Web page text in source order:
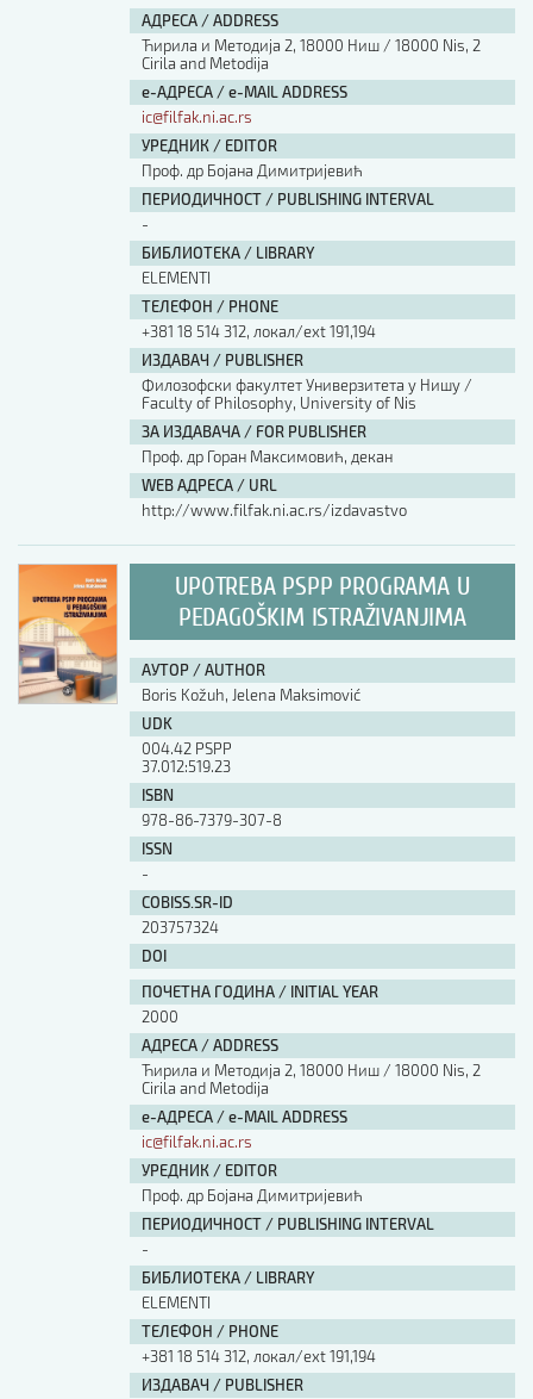
АДРЕСА / ADDRESS
Ћирила и Методија 2, 18000 Ниш / 18000 Nis, 2
Cirila and Metodija
е-АДРЕСА / e-MAIL ADDRESS
ic@filfak.ni.ac.rs
УРЕДНИК / EDITOR
Проф. др Бојана Димитријевић
ПЕРИОДИЧНОСТ / PUBLISHING INTERVAL
-
БИБЛИОТЕКА / LIBRARY
ELEMENTI
ТЕЛЕФОН / PHONE
+381 18 514 312, локал/ext 191,194
ИЗДАВАЧ / PUBLISHER
Филозофски факултет Универзитета у Нишу /
Faculty of Philosophy, University of Nis
ЗА ИЗДАВАЧА / FOR PUBLISHER
Проф. др Горан Максимовић, декан
WEB АДРЕСА / URL
http://www.filfak.ni.ac.rs/izdavastvo
UPOTREBA PSPP PROGRAMA U
PEDAGOŠKIM ISTRAŽIVANJIMA
АУТОР / AUTHOR
Boris Kožuh, Jelena Maksimović
UDK
004.42 PSPP
37.012:519.23
ISBN
978-86-7379-307-8
ISSN
-
COBISS.SR-ID
203757324
DOI
ПОЧЕТНА ГОДИНА / INITIAL YEAR
2000
АДРЕСА / ADDRESS
Ћирила и Методија 2, 18000 Ниш / 18000 Nis, 2
Cirila and Metodija
е-АДРЕСА / e-MAIL ADDRESS
ic@filfak.ni.ac.rs
УРЕДНИК / EDITOR
Проф. др Бојана Димитријевић
ПЕРИОДИЧНОСТ / PUBLISHING INTERVAL
-
БИБЛИОТЕКА / LIBRARY
ELEMENTI
ТЕЛЕФОН / PHONE
+381 18 514 312, локал/ext 191,194
ИЗДАВАЧ / PUBLISHER